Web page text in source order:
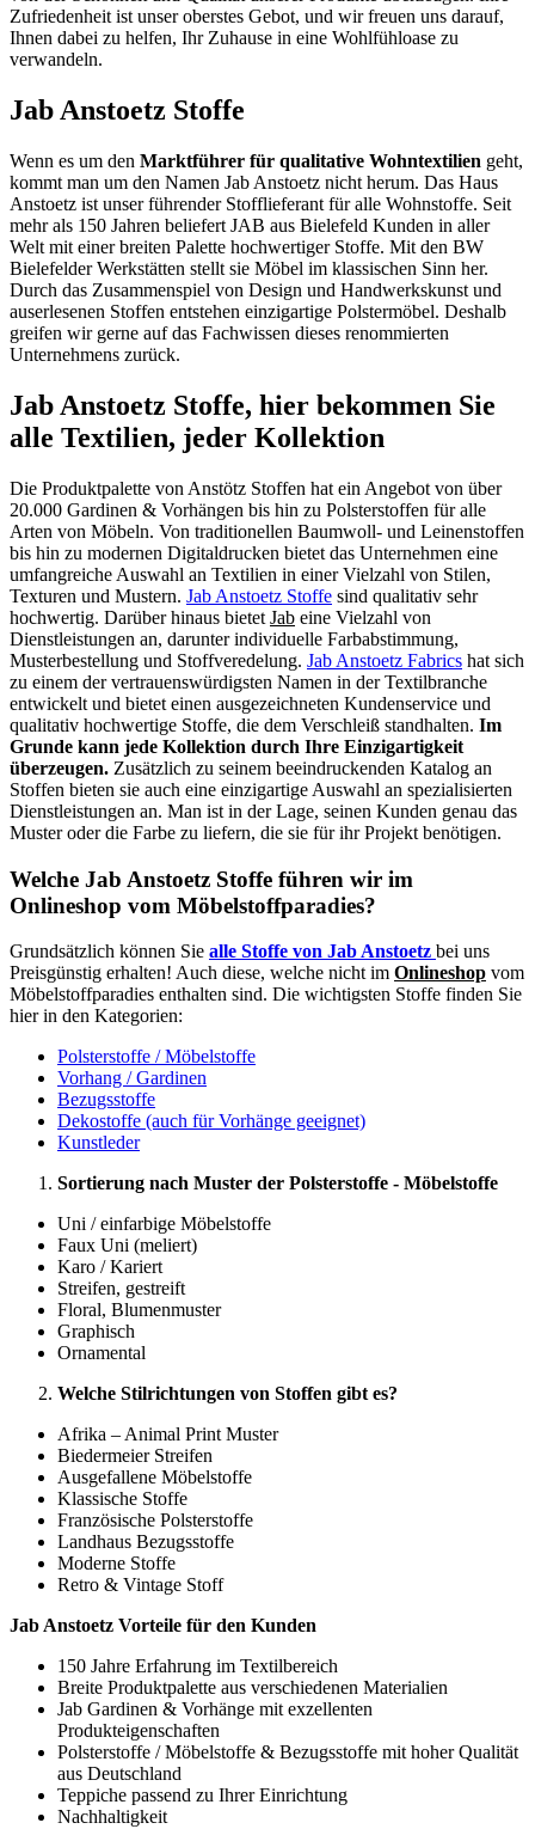
Zufriedenheit ist unser oberstes Gebot, und wir freuen uns darauf,
Ihnen dabei zu helfen, Ihr Zuhause in eine Wohlfühloase zu
verwandeln.
Jab Anstoetz Stoffe
Wenn es um den Marktführer für qualitative Wohntextilien geht,
kommt man um den Namen Jab Anstoetz nicht herum. Das Haus
Anstoetz ist unser führender Stofflieferant für alle Wohnstoffe. Seit
mehr als 150 Jahren beliefert JAB aus Bielefeld Kunden in aller
Welt mit einer breiten Palette hochwertiger Stoffe. Mit den BW
Bielefelder Werkstätten stellt sie Möbel im klassischen Sinn her.
Durch das Zusammenspiel von Design und Handwerkskunst und
auserlesenen Stoffen entstehen einzigartige Polstermöbel. Deshalb
greifen wir gerne auf das Fachwissen dieses renommierten
Unternehmens zurück.
Jab Anstoetz Stoffe, hier bekommen Sie
alle Textilien, jeder Kollektion
Die Produktpalette von Anstötz Stoffen hat ein Angebot von über
20.000 Gardinen & Vorhängen bis hin zu Polsterstoffen für alle
Arten von Möbeln. Von traditionellen Baumwoll- und Leinenstoffen
bis hin zu modernen Digitaldrucken bietet das Unternehmen eine
umfangreiche Auswahl an Textilien in einer Vielzahl von Stilen,
Texturen und Mustern. Jab Anstoetz Stoffe sind qualitativ sehr
hochwertig. Darüber hinaus bietet Jab eine Vielzahl von
Dienstleistungen an, darunter individuelle Farbabstimmung,
Musterbestellung und Stoffveredelung. Jab Anstoetz Fabrics hat sich
zu einem der vertrauenswürdigsten Namen in der Textilbranche
entwickelt und bietet einen ausgezeichneten Kundenservice und
qualitativ hochwertige Stoffe, die dem Verschleiß standhalten. Im
Grunde kann jede Kollektion durch Ihre Einzigartigkeit
überzeugen. Zusätzlich zu seinem beeindruckenden Katalog an
Stoffen bieten sie auch eine einzigartige Auswahl an spezialisierten
Dienstleistungen an. Man ist in der Lage, seinen Kunden genau das
Muster oder die Farbe zu liefern, die sie für ihr Projekt benötigen.
Welche Jab Anstoetz Stoffe führen wir im
Onlineshop vom Möbelstoffparadies?
Grundsätzlich können Sie alle Stoffe von Jab Anstoetz bei uns
Preisgünstig erhalten! Auch diese, welche nicht im Onlineshop vom
Möbelstoffparadies enthalten sind. Die wichtigsten Stoffe finden Sie
hier in den Kategorien:
Polsterstoffe / Möbelstoffe
Vorhang / Gardinen
Bezugsstoffe
Dekostoffe (auch für Vorhänge geeignet)
Kunstleder
Sortierung nach Muster der Polsterstoffe - Möbelstoffe
Uni / einfarbige Möbelstoffe
Faux Uni (meliert)
Karo / Kariert
Streifen, gestreift
Floral, Blumenmuster
Graphisch
Ornamental
Welche Stilrichtungen von Stoffen gibt es?
Afrika – Animal Print Muster
Biedermeier Streifen
Ausgefallene Möbelstoffe
Klassische Stoffe
Französische Polsterstoffe
Landhaus Bezugsstoffe
Moderne Stoffe
Retro & Vintage Stoff
Jab Anstoetz Vorteile für den Kunden
150 Jahre Erfahrung im Textilbereich
Breite Produktpalette aus verschiedenen Materialien
Jab Gardinen & Vorhänge mit exzellenten
Produkteigenschaften
Polsterstoffe / Möbelstoffe & Bezugsstoffe mit hoher Qualität
aus Deutschland
Teppiche passend zu Ihrer Einrichtung
Nachhaltigkeit